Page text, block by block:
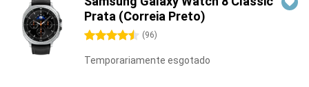
Prata (Correia Preto)
4.5 estrelas (96)
Temporariamente esgotado